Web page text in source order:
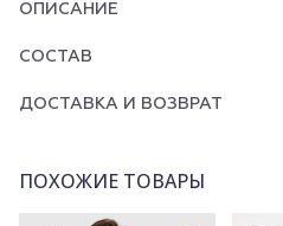
ОПИСАНИЕ
СОСТАВ
ДОСТАВКА И ВОЗВРАТ
ПОХОЖИЕ ТОВАРЫ